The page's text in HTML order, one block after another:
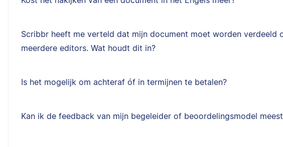
Scribbr heeft me verteld dat mijn document moet worden verdeeld
meerdere editors. Wat houdt dit in?
Is het mogelijk om achteraf óf in termijnen te betalen?
Kan ik de feedback van mijn begeleider of beoordelingsmodel